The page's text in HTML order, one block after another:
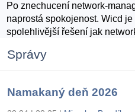
Po znechucení network-
naprostá spokojenost. Wicd
spolehlivější řešení jak
Správy
Namakaný deň 2026